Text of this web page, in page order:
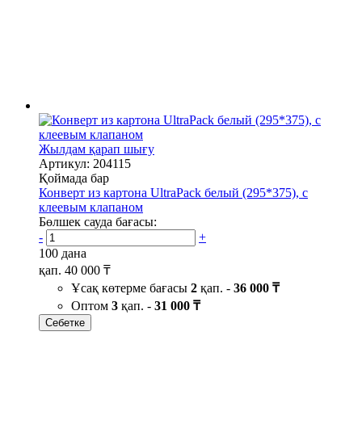
Жылдам қарап шығу
Артикул: 204115
Қоймада бар
Конверт из картона UltraPack белый (295*375), с
клеевым клапаном
Бөлшек сауда бағасы:
-
+
100 дана
қап. 40 000 ₸
Ұсақ көтерме бағасы 2 қап. - 36 000 ₸
Оптом 3 қап. - 31 000 ₸
Себетке